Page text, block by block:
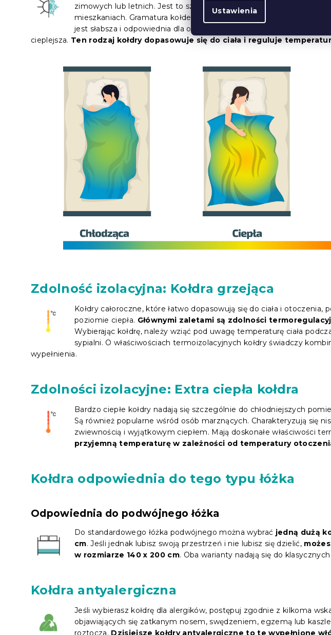
Ustawienia
zimowych lub letnich. Jest to szczególnie doceniane przez osoby
mieszkaniach. Gramatura kołder całorocznych waha się od 250 g/
jest słabsza i odpowiednia dla osób, które wolą chłodniejsze kołdry,
cieplejsza. Ten rodzaj kołdry dopasowuje się do ciała i reguluje
Zdolność izolacyjna: Kołdra grzejąca
Kołdry całoroczne, które łatwo dopasowują się do ciała i otoczenia,
poziomie ciepła. Głównymi zaletami są zdolności
Wybierając kołdrę, należy wziąć pod uwagę temperaturę ciała
sypialni. O właściwościach termoizolacyjnych kołdry świadczy
wypełnienia.
Zdolności izolacyjne: Extra ciepła kołdra
Bardzo ciepłe kołdry nadają się szczególnie do chłodniejszych
Są również popularne wśród osób marznących. Charakteryzują się
zwiewnością i wyjątkowym ciepłem. Mają doskonałe właściwości
przyjemną temperaturę w zależności od temperatury
Kołdra odpowiednia do tego typu łóżka
Odpowiednia do podwójnego łóżka
Do standardowego łóżka podwójnego można wybrać jedną dużą
cm. Jeśli jednak lubisz swoją przestrzeń i nie lubisz się dzielić,
w rozmiarze 140 x 200 cm. Oba warianty nadają się do
Kołdra antyalergiczna
Jeśli wybierasz kołdrę dla alergików, postępuj zgodnie z kilkoma
objawiających się zatkanym nosem, swędzeniem, egzemą lub
roztocza. Dzisiejsze kołdry antyalergiczne to te wypełnione